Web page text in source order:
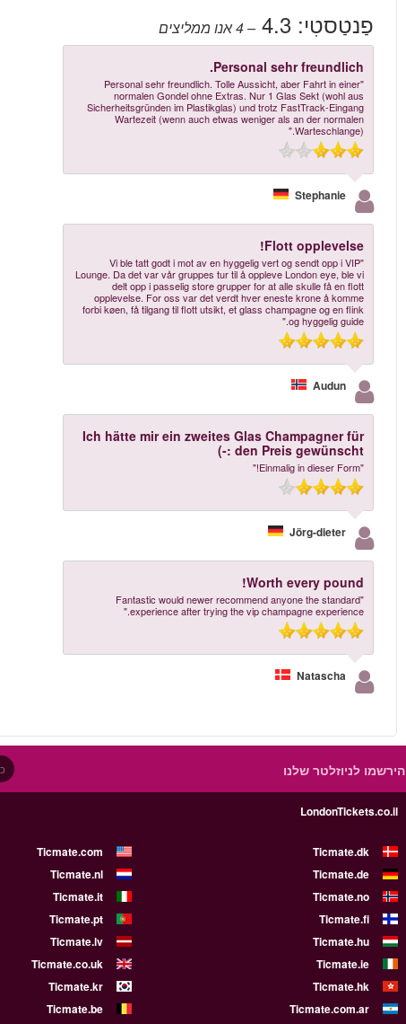
פַנטַסטִי: 4.3
– 4 אנו ממליצים
Personal sehr freundlich.
"Personal sehr freundlich. Tolle Aussicht, aber Fahrt in einer
normalen Gondel ohne Extras. Nur 1 Glas Sekt (wohl aus
Sicherheitsgründen im Plastikglas) und trotz FastTrack-Eingang
Wartezeit (wenn auch etwas weniger als an der normalen
Warteschlange)."
Stephanie
Flott opplevelse!
"Vi ble tatt godt i mot av en hyggelig vert og sendt opp i VIP
Lounge. Da det var vår gruppes tur til å oppleve London eye, ble vi
delt opp i passelig store grupper for at alle skulle få en flott
opplevelse. For oss var det verdt hver eneste krone å komme
forbi køen, få tilgang til flott utsikt, et glass champagne og en flink
og hyggelig guide."
Audun
Ich hätte mir ein zweites Glas Champagner für
den Preis gewünscht :-)
"Einmalig in dieser Form!"
Jörg-dieter
Worth every pound!
"Fantastic would newer recommend anyone the standard
experience after trying the vip champagne experience."
Natascha
הירשמו לניוזלטר שלנו
LondonTickets.co.il
Ticmate.dk
Ticmate.com
Ticmate.de
Ticmate.nl
Ticmate.no
Ticmate.it
Ticmate.fi
Ticmate.pt
Ticmate.hu
Ticmate.lv
Ticmate.ie
Ticmate.co.uk
Ticmate.hk
Ticmate.kr
Ticmate.com.ar
Ticmate.be